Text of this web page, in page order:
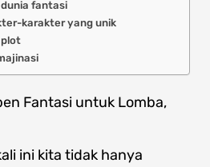
fantasi
karakter yang unik
plot
Fantasi untuk Lomba,
ini kita tidak hanya